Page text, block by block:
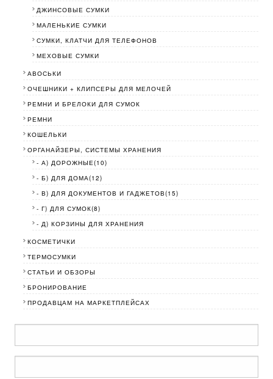
ДЖИНСОВЫЕ СУМКИ
МАЛЕНЬКИЕ СУМКИ
СУМКИ, КЛАТЧИ ДЛЯ ТЕЛЕФОНОВ
МЕХОВЫЕ СУМКИ
АВОСЬКИ
ОЧЕШНИКИ + КЛИПСЕРЫ ДЛЯ МЕЛОЧЕЙ
РЕМНИ И БРЕЛОКИ ДЛЯ СУМОК
РЕМНИ
КОШЕЛЬКИ
ОРГАНАЙЗЕРЫ, СИСТЕМЫ ХРАНЕНИЯ
- А) ДОРОЖНЫЕ(10)
- Б) ДЛЯ ДОМА(12)
- В) ДЛЯ ДОКУМЕНТОВ И ГАДЖЕТОВ(15)
- Г) ДЛЯ СУМОК(8)
- Д) КОРЗИНЫ ДЛЯ ХРАНЕНИЯ
КОСМЕТИЧКИ
ТЕРМОСУМКИ
СТАТЬИ И ОБЗОРЫ
БРОНИРОВАНИЕ
ПРОДАВЦАМ НА МАРКЕТПЛЕЙСАХ